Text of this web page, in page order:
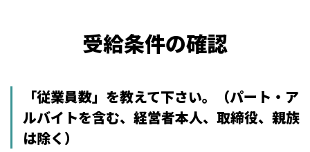
受給条件の確認
「従業員数」を教えて下さい。
（パート・ア
ルバイトを含む、経営者本人、取締役、親族
は除く）